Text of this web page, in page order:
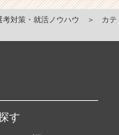
対策・就活ノウハウ ＞
カテ
す